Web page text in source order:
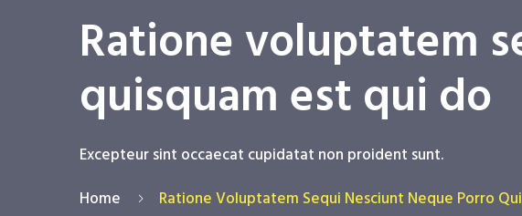
Ratione voluptatem
quisquam est qui do
Excepteur sint occaecat cupidatat non proident sunt.
Home
Ratione Voluptatem Sequi Nesciunt Neque Porro